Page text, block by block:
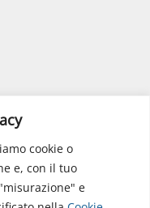
cookie o
e, con il tuo
e